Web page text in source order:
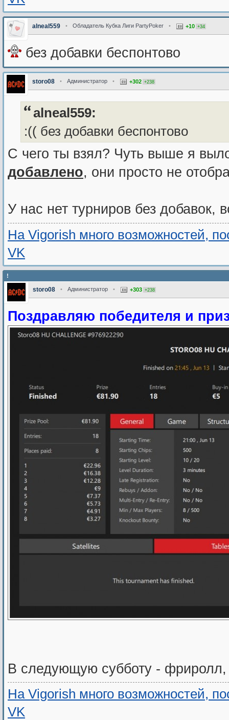
alneal559 • Обладатель Кубка Лиги PartyPoker • +10 +34
без добавки беспонтово
storo08 • Администратор • +302 +238
alneal559:
:(( без добавки беспонтово
С чего ты взял? Чуть выше я
добавлено, они просто не
У нас нет турниров без добавок,
На Vigorish много возможностей,
VK
!
storo08 • Администратор • +303 +238
Поздравляю победителя и
В следующую субботу -
На Vigorish много возможностей,
VK